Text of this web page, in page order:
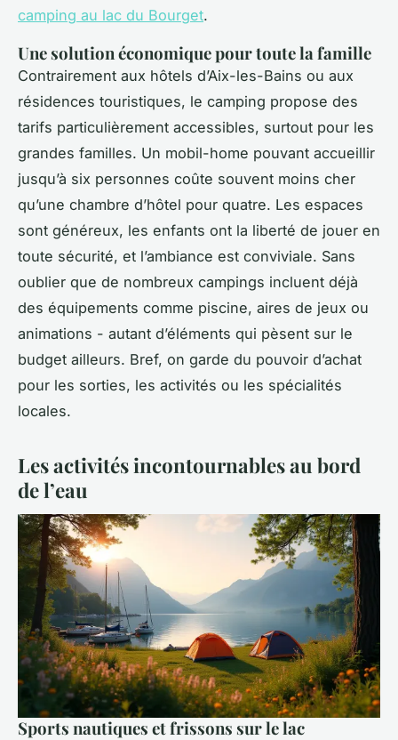
camping au lac du Bourget.
Une solution économique pour toute la famille
Contrairement aux hôtels d’Aix-les-Bains ou aux
résidences touristiques, le camping propose des
tarifs particulièrement accessibles, surtout pour les
grandes familles. Un mobil-home pouvant accueillir
jusqu’à six personnes coûte souvent moins cher
qu’une chambre d’hôtel pour quatre. Les espaces
sont généreux, les enfants ont la liberté de jouer en
toute sécurité, et l’ambiance est conviviale. Sans
oublier que de nombreux campings incluent déjà
des équipements comme piscine, aires de jeux ou
animations - autant d’éléments qui pèsent sur le
budget ailleurs. Bref, on garde du pouvoir d’achat
pour les sorties, les activités ou les spécialités
locales.
Les activités incontournables au bord
de l’eau
Sports nautiques et frissons sur le lac